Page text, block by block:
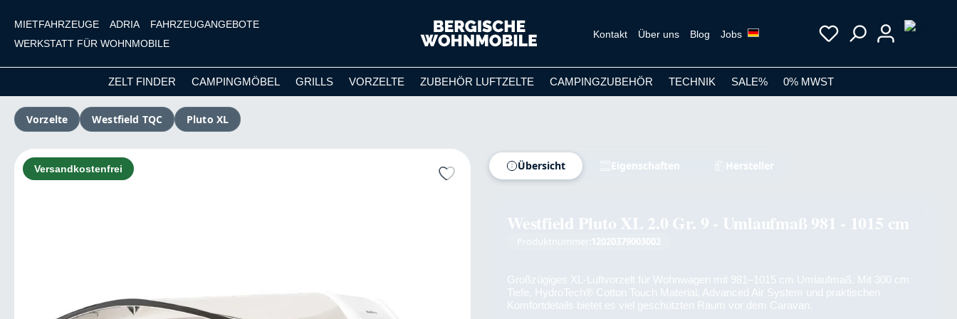
Hauptinhalt springen
Zur Suche springen
Zur Hauptnavigation springen
MIETFAHRZEUGE ADRIA
FAHRZEUGANGEBOTE
WERKSTATT FÜR WOHNMOBILE
Kontakt Über uns Blog Jobs
ZELT FINDER CAMPINGMÖBEL GRILLS VORZELTE ZUBEHÖR LUFTZELTE CAMPINGZUBEHÖR TECHNIK SALE% 0% MWST
Vorzelte Westfield TQC Pluto XL
Bildergalerie überspringen
Versandkostenfrei Übersicht Eigenschaften Hersteller
Westfield Pluto XL 2.0 Gr. 9 - Umlaufmaß 981 - 1015 cm
Produktnummer: 12020379003002
Großzügiges XL-Luftvorzelt für Wohnwagen mit 981–1015 cm Umlaufmaß. Mit 300 cm
Tiefe, HydroTech® Cotton Touch Material, Advanced Air System und praktischen
Komfortdetails bietet es viel geschützten Raum vor dem Caravan.